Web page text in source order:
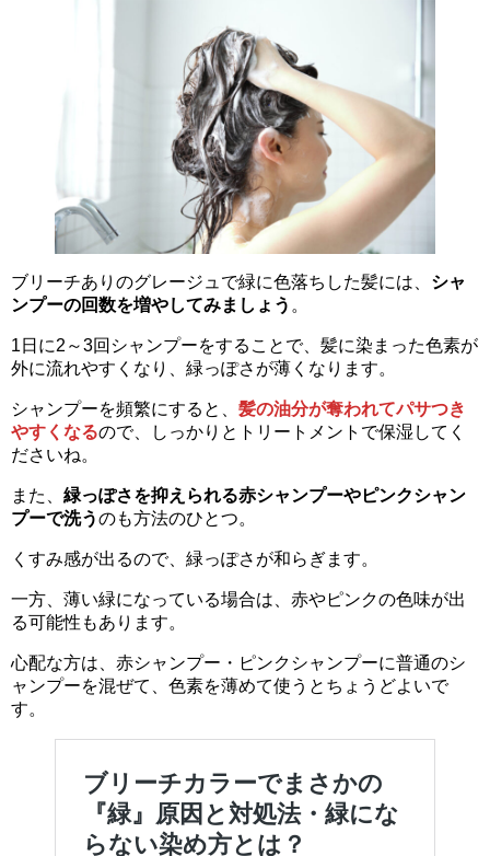
ブリーチありのグレージュで緑に色落ちした髪には、 シャ
ンプーの回数を増やしてみましょう 。
1日に2～3回シャンプーをすることで、髪に染まった色素が
外に流れやすくなり、緑っぽさが薄くなります。
シャンプーを頻繁にすると、 髪の油分が奪われてパサつき
やすくなるので、しっかりとトリートメントで保湿してく
ださいね。
また、 緑っぽさを抑えられる赤シャンプーやピンクシャン
プーで洗うのも方法のひとつ。
くすみ感が出るので、緑っぽさが和らぎます。
一方、薄い緑になっている場合は、赤やピンクの色味が出
る可能性もあります。
心配な方は、赤シャンプー・ピンクシャンプーに普通のシ
ャンプーを混ぜて、色素を薄めて使うとちょうどよいで
す。